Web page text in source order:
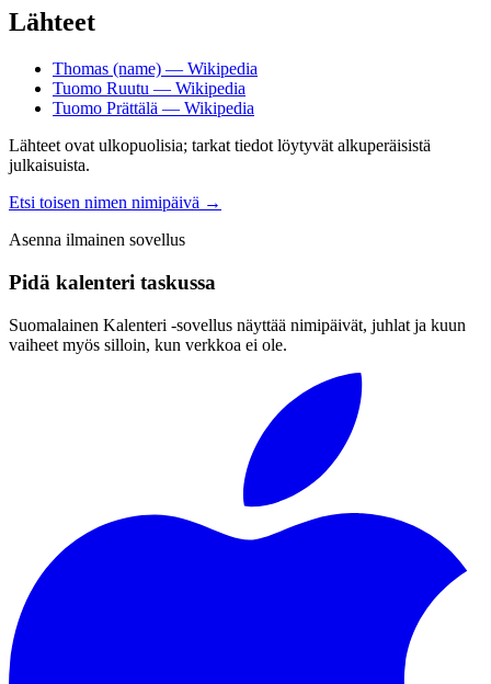
Lähteet
Thomas (name) — Wikipedia
Tuomo Ruutu — Wikipedia
Tuomo Prättälä — Wikipedia
Lähteet ovat ulkopuolisia; tarkat tiedot löytyvät alkuperäisistä
julkaisuista.
Etsi toisen nimen nimipäivä →
Asenna ilmainen sovellus
Pidä kalenteri taskussa
Suomalainen Kalenteri ‑sovellus näyttää nimipäivät, juhlat ja kuun
vaiheet myös silloin, kun verkkoa ei ole.